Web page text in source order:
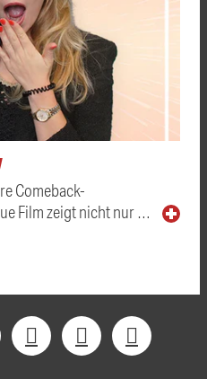
Comeback-
Film zeigt nicht nur …